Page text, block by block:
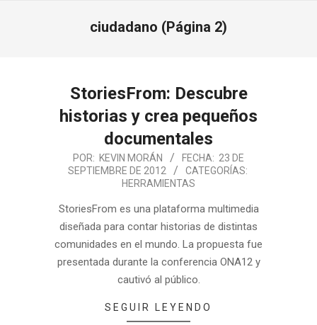
ciudadano (Página 2)
StoriesFrom: Descubre
historias y crea pequeños
documentales
POR: KEVIN MORÁN FECHA: 23 DE
SEPTIEMBRE DE 2012
CATEGORÍAS:
HERRAMIENTAS
StoriesFrom es una plataforma multimedia
diseñada para contar historias de distintas
comunidades en el mundo. La propuesta fue
presentada durante la conferencia ONA12 y
cautivó al público.
SEGUIR LEYENDO